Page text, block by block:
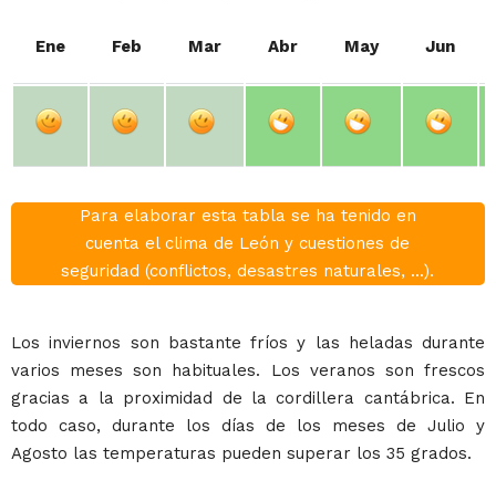
Ene Feb Mar Abr May Jun
Para elaborar esta tabla se ha tenido en
cuenta el clima de León y cuestiones de
seguridad (conflictos, desastres naturales, ...).
Los inviernos son bastante fríos y las heladas durante
varios meses son habituales. Los veranos son frescos
gracias a la proximidad de la cordillera cantábrica. En
todo caso, durante los días de los meses de Julio y
Agosto las temperaturas pueden superar los 35 grados.